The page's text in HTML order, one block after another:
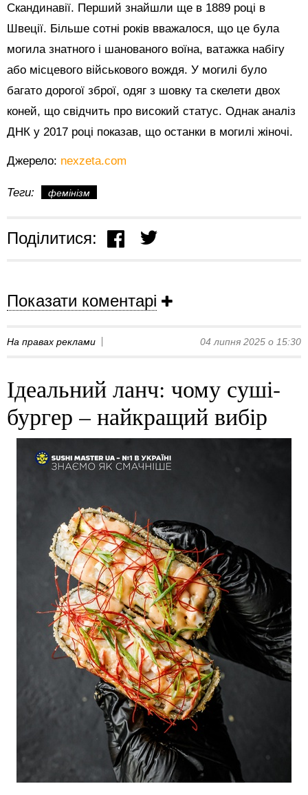
Скандинавії. Перший знайшли ще в 1889 році в
Швеції. Більше сотні років вважалося, що це була
могила знатного і шанованого воїна, ватажка набігу
або місцевого військового вождя. У могилі було
багато дорогої зброї, одяг з шовку та скелети двох
коней, що свідчить про високий статус. Однак аналіз
ДНК у 2017 році показав, що останки в могилі жіночі.
Джерело: nexzeta.com
Теги: фемінізм
Поділитися:
Показати коментарі
На правах реклами 04 липня 2025 о 15:30
Ідеальний ланч: чому суші-
бургер – найкращий вибір